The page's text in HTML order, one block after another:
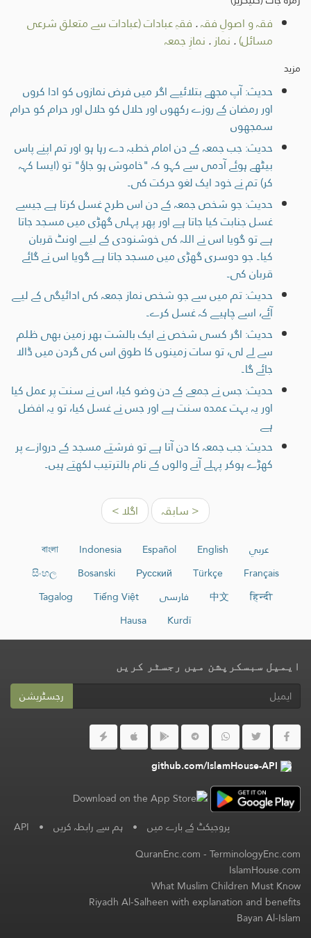
فقہ و اصولِ فقہ. فقہِ عبادات (عبادات سے متعلق شرعی
مسائل). نماز . نمازِ جمعہ
مزید
حدیث: آپ مجھے بتلائیے اگر میں فرض نمازوں کو ادا کروں
اور رمضان کے روزے رکھوں اور حلال کو حلال اور حرام کو حرام
سمجھوں
حدیث: جب جمعہ کے دن امام خطبہ دے رہا ہو اور تم اپنے پاس
بیٹھے ہوئے آدمی سے کہو کہ "خاموش ہو جاؤ" تو (ایسا کہہ
کر) تم نے خود ایک لغو حرکت کی۔
حدیث: جو شخص جمعہ کے دن اس طرح غسل کرتا ہے جیسے
غسل جنابت کیا جاتا ہے اور پھر پہلی گھڑی میں مسجد جاتا
ہے تو گویا اس نے اللہ کی خوشنودی کے لیے اونٹ قربان
کیا۔ جو دوسری گھڑی میں مسجد جاتا ہے گویا اس نے گائے
قربان کی۔
حدیث: تم میں سے جو شخص نماز جمعہ کی ادائیگی کے لیے
آئے، اسے چاہیے کہ غسل کرے۔
حدیث: اگر کسی شخص نے ایک بالشت بھر زمین بھی ظلم
سے لے لی، تو سات زمینوں کا طوق اس کی گردن میں ڈالا
جائے گا۔
حدیث: جس نے جمعے کے دن وضو کیا، اس نے سنت پر عمل کیا
اور یہ بہت عمدہ سنت ہے اور جس نے غسل کیا، تو یہ افضل
ہے
حدیث: جب جمعہ کا دن آتا ہے تو فرشتے مسجد کے دروازے پر
کھڑے ہوکر پہلے آنے والوں کے نام بالترتیب لکھتے ہیں۔
< سابقہ اگلا >
عربي English
Español
Indonesia
বাংলা
Français
Türkçe
Русский
Bosanski
සිංහල
हिन्दी
中文 فارسی Tiếng Việt
Tagalog
Kurdî
Hausa
ایمیل سبسکرپشن میں رجسٹر کریں
رجسٹریشن
github.com/IslamHouse-API
پروجیکٹ کے بارے میں • ہم سے رابطہ کریں •
API
QuranEnc.com-TerminologyEnc.com
IslamHouse.com
What Muslim Children Must Know
Riyadh Al-Salheen with explanation and benefits
Bayan Al-Islam